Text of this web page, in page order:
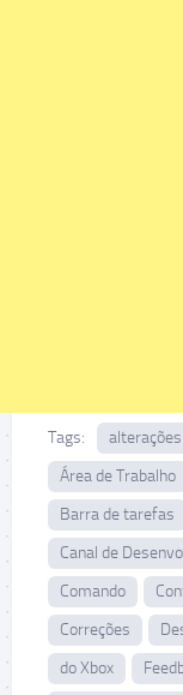
Tags: alterações
Área de Trabalho
Barra de tarefas
Canal de
Comando
Correções
do Xbox